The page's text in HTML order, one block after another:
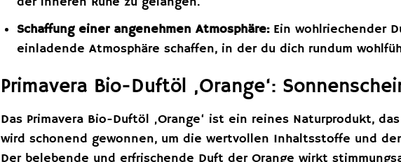
Schaffung einer angenehmen Atmosphäre:Ein wohlriechender
einladende Atmosphäre schaffen, in der du dich rundum
Primavera Bio-Duftöl ‚Orange‘:
Das Primavera Bio-Duftöl ‚Orange‘ ist ein reines Naturprodukt,
wird schonend gewonnen, um die wertvollen Inhaltsstoffe und
Der belebende und erfrischende Duft der Orange wirkt